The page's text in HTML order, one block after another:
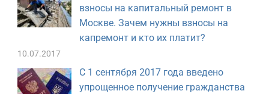
взносы на капитальный ремонт в
Москве. Зачем нужны взносы на
капремонт и кто их платит?
10.07.2017
С 1 сентября 2017 года введено
упрощенное получение гражданства